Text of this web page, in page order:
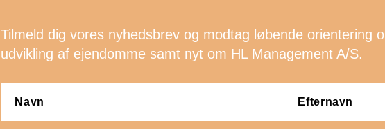
Tilmeld dig vores nyhedsbrev og modtag løbende orientering
udvikling af ejendomme samt nyt om HL Management A/S.